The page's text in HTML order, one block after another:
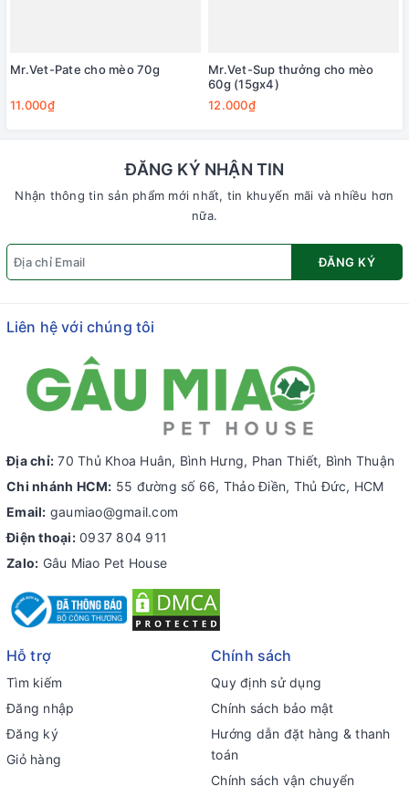
Mr.Vet-Pate cho mèo 70g
11.000₫
Mr.Vet-Sup thưởng cho mèo
60g (15gx4)
12.000₫
ĐĂNG KÝ NHẬN TIN
Nhận thông tin sản phẩm mới nhất, tin khuyến mãi và nhiều hơn
nữa.
ĐĂNG KÝ
Liên hệ với chúng tôi
Địa chỉ: 70 Thủ Khoa Huân, Bình Hưng, Phan Thiết, Bình Thuận
Chi nhánh HCM: 55 đường số 66, Thảo Điền, Thủ Đức, HCM
Email: gaumiao@gmail.com
Điện thoại: 0937 804 911
Zalo: Gâu Miao Pet House
Hỗ trợ
Tìm kiếm
Đăng nhập
Đăng ký
Giỏ hàng
Chính sách
Quy định sử dụng
Chính sách bảo mật
Hướng dẫn đặt hàng & thanh
toán
Chính sách vận chuyển